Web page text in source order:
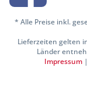
* Alle Preise inkl.
Lieferzeiten gelten
Länder
Impressum |